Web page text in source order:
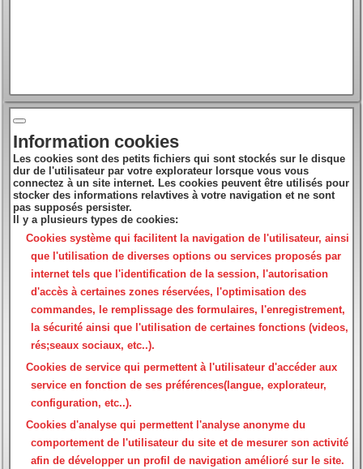
Information cookies
Les cookies sont des petits fichiers qui sont stockés sur le disque
dur de l'utilisateur par votre explorateur lorsque vous vous
connectez à un site internet. Les cookies peuvent être utilisés pour
stocker des informations relavtives à votre navigation et ne sont
pas supposés persister.
Il y a plusieurs types de cookies:
Cookies système qui facilitent la navigation de l'utilisateur, ainsi
que l'utilisation de diverses options ou services proposés par
internet tels que l'identification de la session, l'autorisation
d'accès à certaines zones réservées, l'optimisation des
commandes, le remplissage des formulaires, l'enregistrement,
la sécurité ainsi que l'utilisation de certaines fonctions (videos,
rés;seaux sociaux, etc..).
Cookies de service qui permettent à l'utilisateur d'accéder aux
service en fonction de ses préférences(langue, explorateur,
configuration, etc..).
Cookies d'analyse qui permettent l'analyse anonyme du
comportement de l'utilisateur du site et de mesurer son activité
afin de développer un profil de navigation amélioré sur le site.